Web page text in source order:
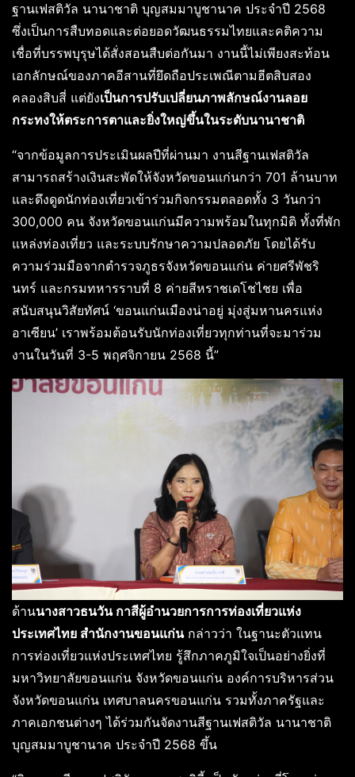
ฐานเฟสติวัล นานาชาติ บุญสมมาบูชานาค ประจำปี 2568
ซึ่งเป็นการสืบทอดและต่อยอดวัฒนธรรมไทยและคติความ
เชื่อที่บรรพบุรุษได้สั่งสอนสืบต่อกันมา งานนี้ไม่เพียงสะท้อน
เอกลักษณ์ของภาคอีสานที่ยึดถือประเพณีตามฮีตสิบสอง
คลองสิบสี่ แต่ยังเป็นการปรับเปลี่ยนภาพลักษณ์งานลอย
กระทงให้ตระการตาและยิ่งใหญ่ขึ้นในระดับนานาชาติ
“จากข้อมูลการประเมินผลปีที่ผ่านมา งานสีฐานเฟสติวัล
สามารถสร้างเงินสะพัดให้จังหวัดขอนแก่นกว่า 701 ล้านบาท
และดึงดูดนักท่องเที่ยวเข้าร่วมกิจกรรมตลอดทั้ง 3 วันกว่า
300,000 คน จังหวัดขอนแก่นมีความพร้อมในทุกมิติ ทั้งที่พัก
แหล่งท่องเที่ยว และระบบรักษาความปลอดภัย โดยได้รับ
ความร่วมมือจากตำรวจภูธรจังหวัดขอนแก่น ค่ายศรีพัชริ
นทร์ และกรมทหารราบที่ 8 ค่ายสีหราชเดโชไชย เพื่อ
สนับสนุนวิสัยทัศน์ ‘ขอนแก่นเมืองน่าอยู่ มุ่งสู่มหานครแห่ง
อาเซียน’ เราพร้อมต้อนรับนักท่องเที่ยวทุกท่านที่จะมาร่วม
งานในวันที่ 3-5 พฤศจิกายน 2568 นี้”
ด้านนางสาวธนวัน กาสีผู้อำนวยการการท่องเที่ยวแห่ง
ประเทศไทย สำนักงานขอนแก่นกล่าวว่า ในฐานะตัวแทน
การท่องเที่ยวแห่งประเทศไทย รู้สึกภาคภูมิใจเป็นอย่างยิ่งที่
มหาวิทยาลัยขอนแก่น จังหวัดขอนแก่น องค์การบริหารส่วน
จังหวัดขอนแก่น เทศบาลนครขอนแก่น รวมทั้งภาครัฐและ
ภาคเอกชนต่างๆ ได้ร่วมกันจัดงานสีฐานเฟสติวัล นานาชาติ
บุญสมมาบูชานาค ประจำปี 2568 ขึ้น